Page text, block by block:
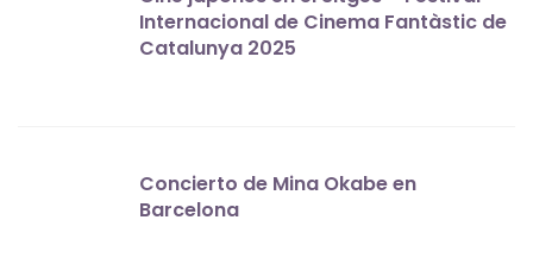
Internacional de Cinema Fantàstic de
Catalunya 2025
Concierto de Mina Okabe en
Barcelona